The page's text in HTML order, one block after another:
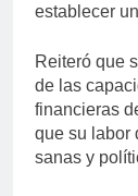
establecer
Reiteró que
de las
financieras
que su labor
sanas y